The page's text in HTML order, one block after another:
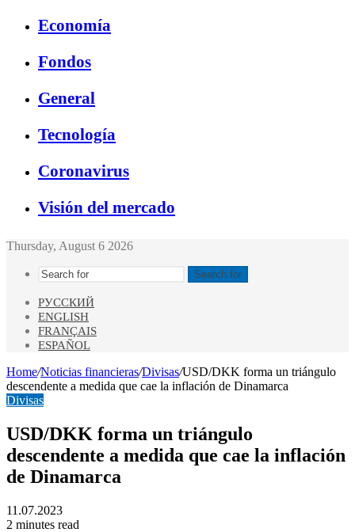
Economía
Fondos
General
Tecnología
Coronavirus
Visión del mercado
Thursday, August 6 2026
Search for
РУССКИЙ
ENGLISH
FRANÇAIS
ESPAÑOL
Home/Noticias financieras/Divisas/USD/DKK forma un triángulo
descendente a medida que cae la inflación de Dinamarca
Divisas
USD/DKK forma un triángulo
descendente a medida que cae la inflación
de Dinamarca
11.07.2023
2 minutes read